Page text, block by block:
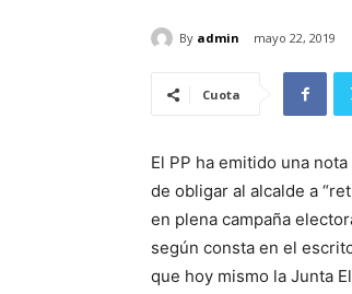
By admin mayo 22, 2019
Cuota
El PP ha emitido una
de obligar al alcalde a
en plena campaña
según consta en el
que hoy mismo la Junta